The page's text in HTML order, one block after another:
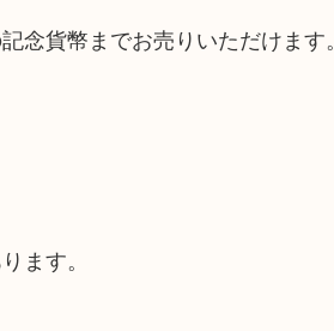
念貨幣までお売りいただけます。
ます。